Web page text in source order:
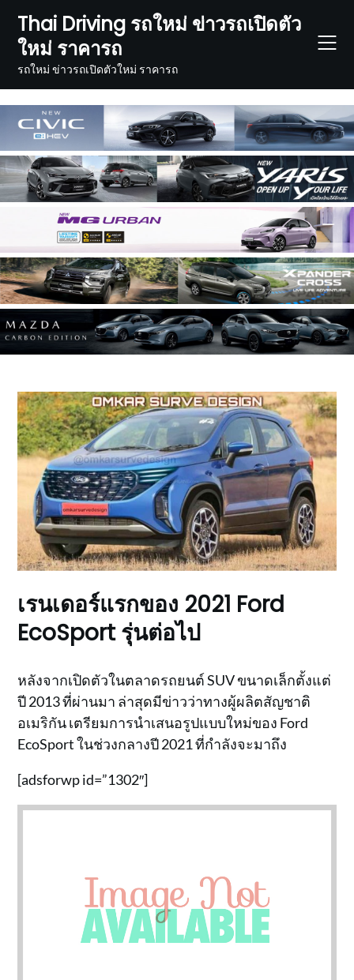
content
Thai Driving รถใหม่ ข่าวรถเปิดตัว
ใหม่ ราคารถ
รถใหม่ ข่าวรถเปิดตัวใหม่ ราคารถ
เรนเดอร์แรกของ 2021 Ford
EcoSport รุ่นต่อไป
หลังจากเปิดตัวในตลาดรถยนต์ SUV ขนาดเล็กตั้งแต่
ปี 2013 ที่ผ่านมา ล่าสุดมีข่าวว่าทางผู้ผลิตสัญชาติ
อเมริกัน เตรียมการนำเสนอรูปแบบใหม่ของ Ford
EcoSport ในช่วงกลางปี 2021 ที่กำลังจะมาถึง
[adsforwp id=”1302″]